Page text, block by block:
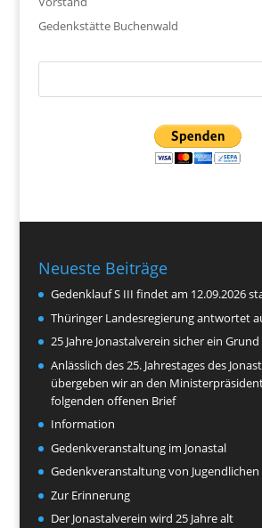
Gedenkstätte Buchenwald
Neueste Beiträge
Gedenklauf S III findet am 12.09.2026
Thüringer Landesregierung antwortet
25 Jahre Jonastalverein sicher ein
Anlässlich des 25. Jahrestages des
übergeben wir an den
folgenden offenen Brief
Information
Gedenkveranstaltung im Jonastal
Gedenkveranstaltung von Jugendlichen
Zur Erinnerung
Der Jonastalverein wird 25 Jahre alt